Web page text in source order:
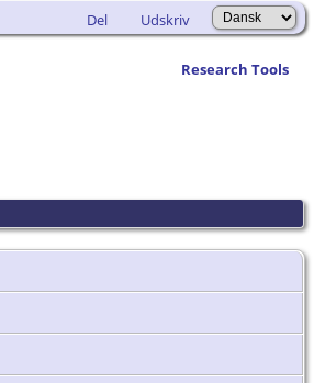
Del Udskriv
Research Tools